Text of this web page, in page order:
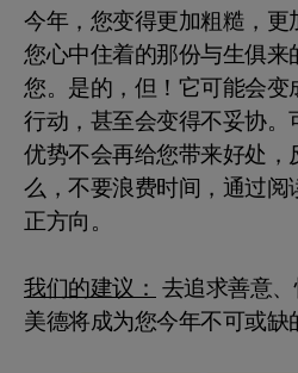
今年，您变得更加粗糙，
您心中住着的那份与生俱
您。是的，但！它可能会
行动，甚至会变得不妥协
优势不会再给您带来好处
么，不要浪费时间，通过
正方向。
我们的建议：去追求善意
美德将成为您今年不可或缺